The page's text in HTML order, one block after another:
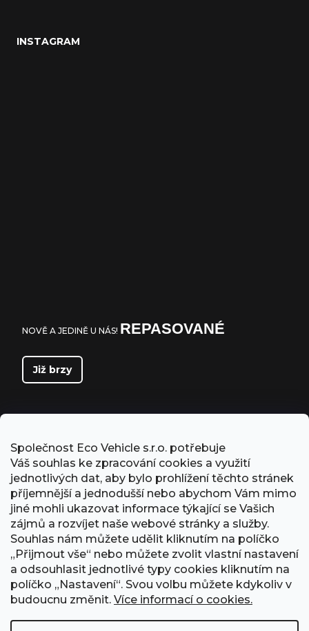
Společnost Eco Vehicle s.r.o. potřebuje
Váš souhlas ke zpracování cookies a využití
jednotlivých dat, aby bylo prohlížení těchto stránek
příjemnější a jednodušší nebo abychom Vám mimo
jiné mohli ukazovat informace týkající se Vašich
zájmů a rozvíjet naše webové stránky a služby.
Souhlas nám můžete udělit kliknutím na políčko
„Přijmout vše“ nebo můžete zvolit vlastní nastavení
a odsouhlasit jednotlivé typy cookies kliknutím na
políčko „Nastavení“. Svou volbu můžete kdykoliv v
budoucnu změnit. Více informací o cookies.
INSTAGRAM
NOVĚ A JEDINĚ U NÁS! REPASOVANÉ
Již brzy
PŘIJÍMÁME ONLINE PLATBY